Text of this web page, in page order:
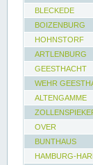
BLECKEDE
BOIZENBURG
HOHNSTORF
ARTLENBURG
GEESTHACHT
WEHR
ALTENGAMME
OVER
BUNTHAUS
HAMBURG-